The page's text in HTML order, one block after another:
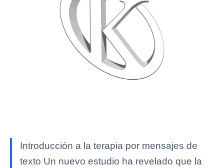
Introducción a la terapia por mensajes de
texto Un nuevo estudio ha revelado que la